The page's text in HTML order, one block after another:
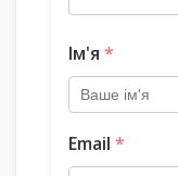
Ім'я *
Email *